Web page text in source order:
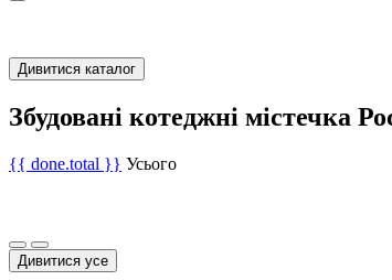
Дивитися каталог
Збудовані котеджні містечка
{{ done.total }} Усього
Дивитися усе